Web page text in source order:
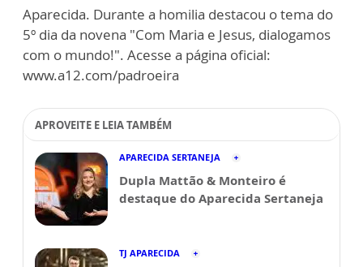
Aparecida. Durante a homilia destacou o tema do
5º dia da novena "Com Maria e Jesus, dialogamos
com o mundo!". Acesse a página oficial:
www.a12.com/padroeira
APROVEITE E LEIA TAMBÉM
APARECIDA SERTANEJA
Dupla Mattão & Monteiro é
destaque do Aparecida Sertaneja
TJ APARECIDA